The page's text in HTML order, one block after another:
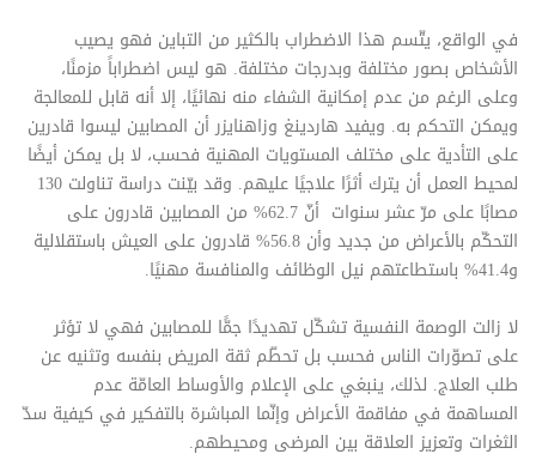
في الواقع، يتّسم هذا الاضطراب بالكثير من التباين فهو يصيب
الأشخاص بصور مختلفة وبدرجات مختلفة. هو ليس اضطراباً مزمنًا،
وعلى الرغم من عدم إمكانية الشفاء منه نهائيًا، إلا أنه قابل للمعالجة
ويمكن التحكم به. ويفيد هاردينغ وزاهنايزر أن المصابين ليسوا قادرين
على التأدية على مختلف المستويات المهنية فحسب، لا بل يمكن أيضًا
لمحيط العمل أن يترك أثرًا علاجيًا عليهم. وقد بيّنت دراسة تناولت 130
مصابًا على مرّ عشر سنوات أنّ 62.7% من المصابين قادرون على
التحكّم بالأعراض من جديد وأن 56.8% قادرون على العيش باستقلالية
و41.4% باستطاعتهم نيل الوظائف والمنافسة مهنيًا.
لا زالت الوصمة النفسية تشكّل تهديدًا جمًّا للمصابين فهي لا تؤثر
على تصوّرات الناس فحسب بل تحطّم ثقة المريض بنفسه وتثنيه عن
طلب العلاج. لذلك، ينبغي على الإعلام والأوساط العامّة عدم
المساهمة في مفاقمة الأعراض وإنّما المباشرة بالتفكير في كيفية سدّ
الثغرات وتعزيز العلاقة بين المرضى ومحيطهم.